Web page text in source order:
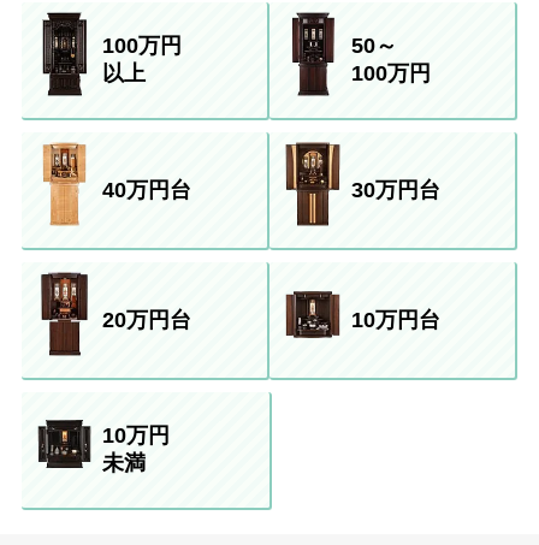
100万円
以上
50～
100万円
40万円台 30万円台
20万円台 10万円台
10万円
未満